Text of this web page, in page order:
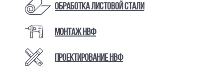
Обработка листовой стали
Монтаж НВФ
Проектирование НВФ
КАТАЛОГ ТОВАРОВ И УСЛУГ